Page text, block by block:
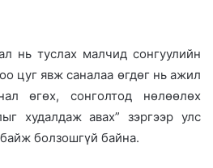
нь туслах малчид сонгуулийн
цуг явж саналаа өгдөг нь ажил
өгөх, сонголтод нөлөөлөх
худалдаж авах” зэргээр улс
болзошгүй байна.